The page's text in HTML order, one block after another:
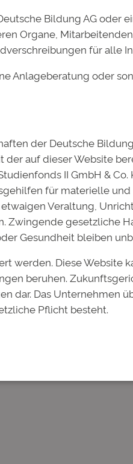
nächsten Kommentar
Bildung AG oder
Organe,
für alle
Anlageberatung oder
der Deutsche
auf dieser Website
II GmbH & Co.
für materielle
Veraltung,
gesetzliche
Gesundheit bleiben
werden. Diese Website
beruhen.
dar. Das Unternehmen
Pflicht besteht.